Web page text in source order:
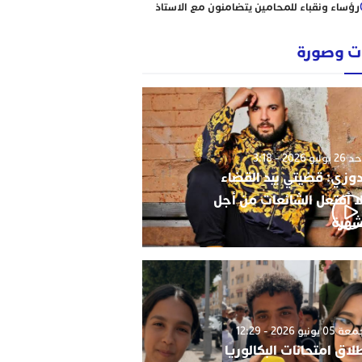
رؤساء ونقباء للمحامين يتضامنون مع الاستاذ
من يحمي وجدة من كارثة عقارية وشيكة؟
أحكام نافذة، رسوم مجمدة، ومشاريع
سكنية مشبوهة تهدد هيبة القانون وأمن
التعمير
استئنافية الرباط تنظر في سراح النقيب زيان؛
والدفاع يتمسك بالمادة 364 من المسطرة
الجنائية
وصورة
2026 - 3:18
قضيتي بيد القضاء
أفتعل الشائعات من أجل
يونيو 2026 - 12:29
امتحانات البكالوريا